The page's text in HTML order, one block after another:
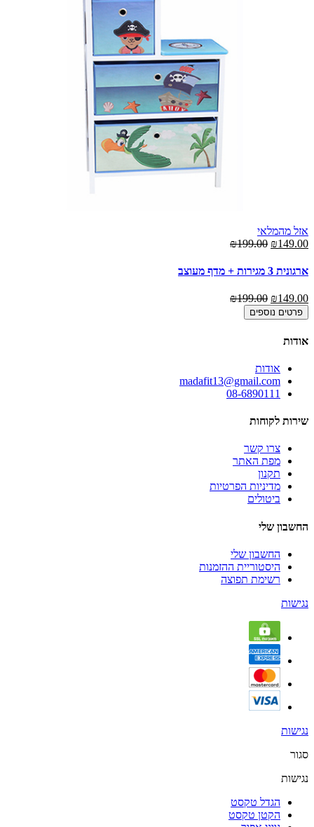
אזל מהמלאי
₪149.00
₪199.00
ארגונית 3 מגירות + מדף מעוצב
₪149.00
₪199.00
פרטים נוספים
אודות
אודות
madafit13@gmail.com
08-6890111
שירות לקוחות
צרו קשר
מפת האתר
תקנון
מדיניות הפרטיות
ביטולים
החשבון שלי
החשבון שלי
היסטוריית ההזמנות
רשימת תפוצה
נגישות
נגישות
סגור
נגישות
הגדל טקסט
הקטן טקסט